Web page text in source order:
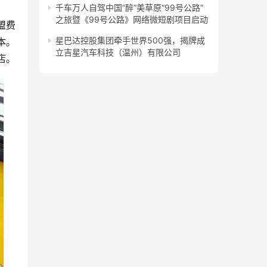
费
千车万人自驾中国“醉”美草原“99号公路”
之旅暨《99号公路》网络微短剧项目启动
星巴达控股集团牵手世界500强，揭牌成
立吉星汽车科技（温州）有限公司